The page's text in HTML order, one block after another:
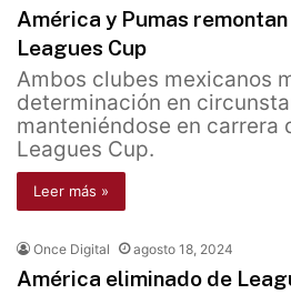
América y Pumas remontan
Leagues Cup
Ambos clubes mexicanos
determinación en
manteniéndose en carrera
Leagues Cup.
Leer más »
Once Digital agosto 18, 2024
América eliminado de